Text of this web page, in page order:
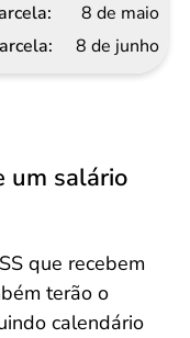
8 de maio
8 de junho
um salário
que recebem
terão o
calendário